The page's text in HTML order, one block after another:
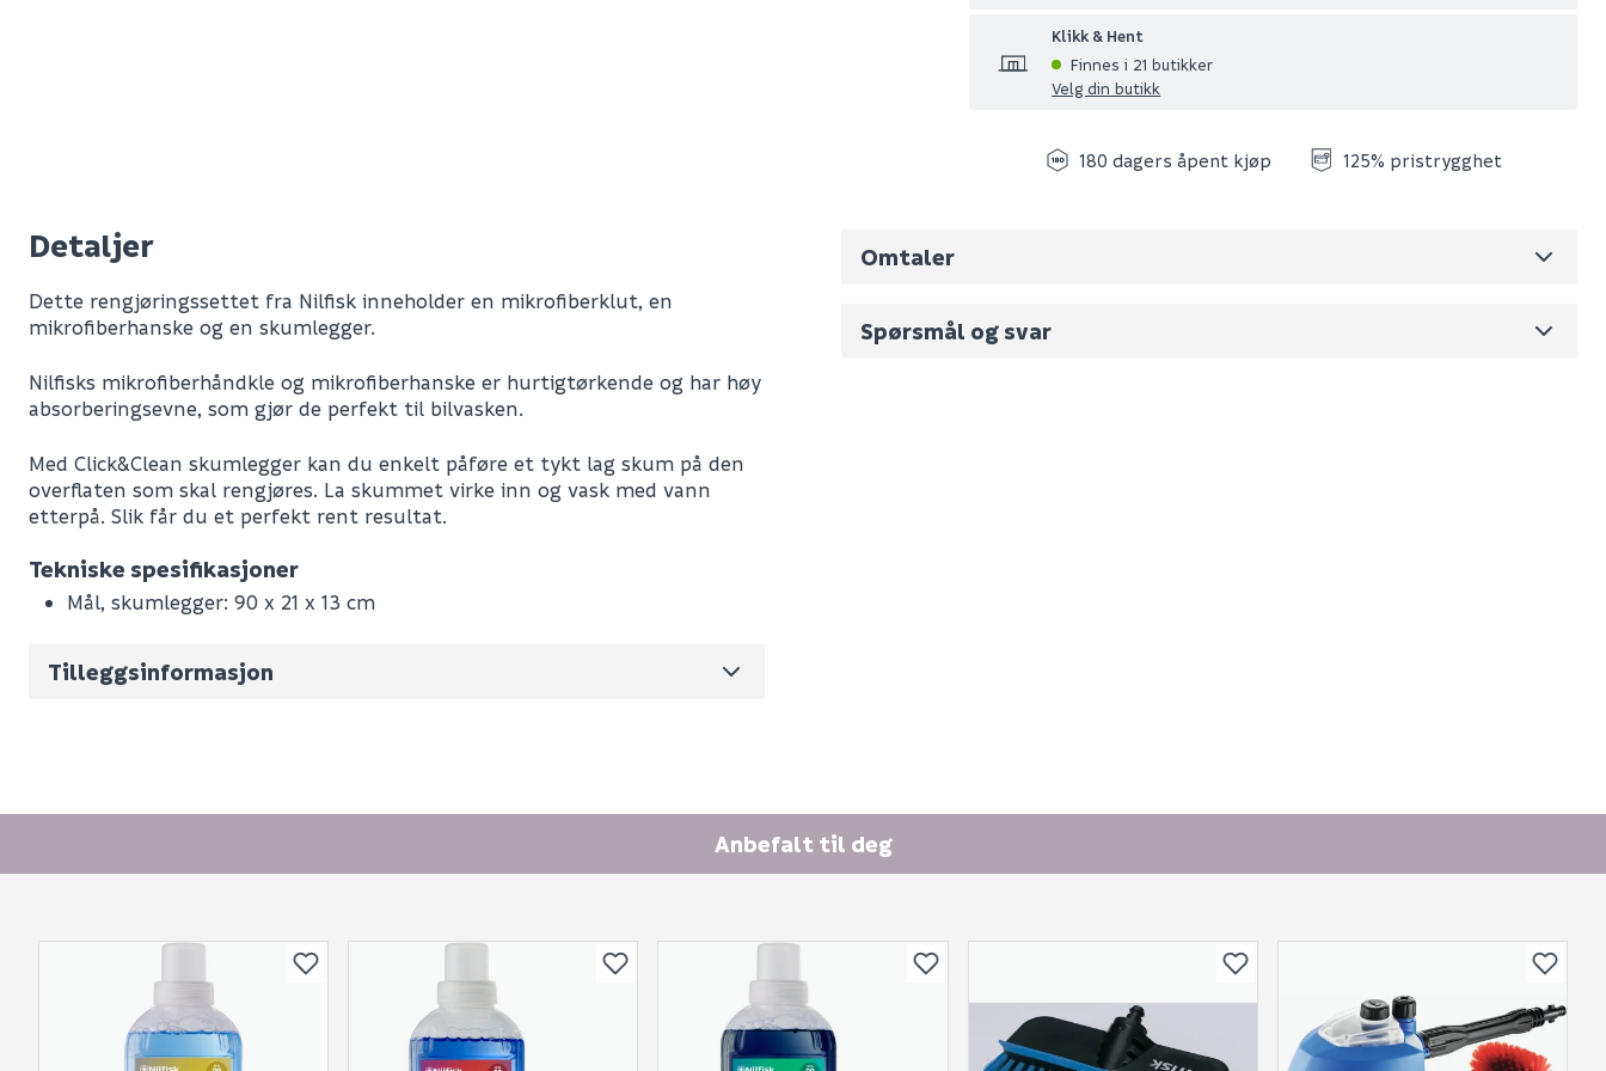
Klikk & Hent
Finnes i 21 butikker
Velg din butikk
180 dagers åpent kjøp 125% pristrygghet
Detaljer
Dette rengjøringssettet fra Nilfisk inneholder en mikrofiberklut, en
mikrofiberhanske og en skumlegger.
Nilfisks mikrofiberhåndkle og mikrofiberhanske er hurtigtørkende og har høy
absorberingsevne, som gjør de perfekt til bilvasken.
Med Click&Clean skumlegger kan du enkelt påføre et tykt lag skum på den
overflaten som skal rengjøres. La skummet virke inn og vask med vann
etterpå. Slik får du et perfekt rent resultat.
Tekniske spesifikasjoner
Mål, skumlegger: 90 x 21 x 13 cm
Tilleggsinformasjon
Leverandørens varenummer
Nobb No
Vekt pr. stk / m2 (i kg)
Volum (dm3 per salgsforpakning)
Omtaler
Spørsmål og svar
SEND INN SPØRSMÅL
Spørsmålet og svaret vil bli vist her etter at det er besvart.
Ingen spørsmål enda. Bli den første til å stille et spørsmål til dette
produktet.
Anbefalt til deg